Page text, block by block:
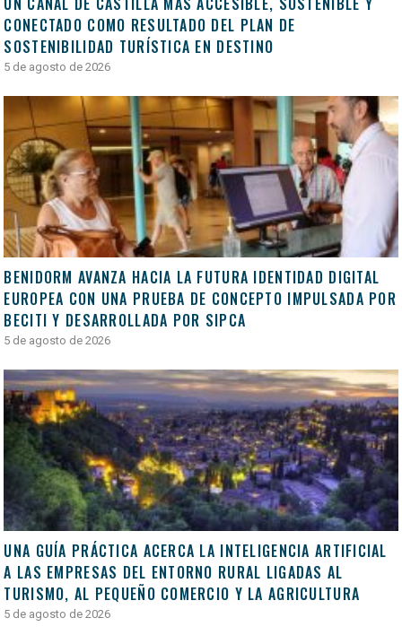
CONECTADO COMO RESULTADO DEL PLAN DE
SOSTENIBILIDAD TURÍSTICA EN DESTINO
5 de agosto de 2026
BENIDORM AVANZA HACIA LA FUTURA IDENTIDAD DIGITAL
EUROPEA CON UNA PRUEBA DE CONCEPTO IMPULSADA POR
BECITI Y DESARROLLADA POR SIPCA
5 de agosto de 2026
UNA GUÍA PRÁCTICA ACERCA LA INTELIGENCIA ARTIFICIAL
A LAS EMPRESAS DEL ENTORNO RURAL LIGADAS AL
TURISMO, AL PEQUEÑO COMERCIO Y LA AGRICULTURA
5 de agosto de 2026